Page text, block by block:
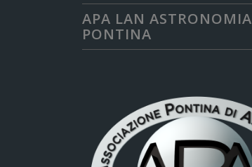
APA LAN ASTRONOMIA
PONTINA